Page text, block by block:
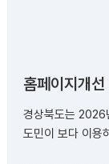
홈페이지개
경상북도는 2026
도민이 보다 이용